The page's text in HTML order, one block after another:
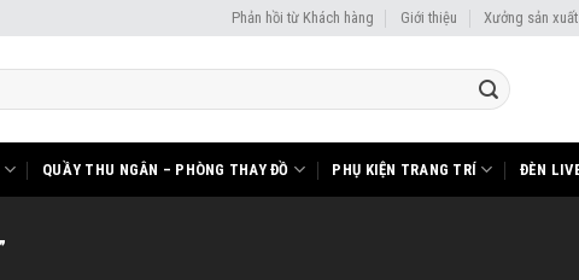
Phản hồi từ Khách hàng Giới thiệu Xưởng sản xuất
QUẦY THU NGÂN – PHÒNG THAY ĐỒ PHỤ KIỆN TRANG TRÍ ĐÈN